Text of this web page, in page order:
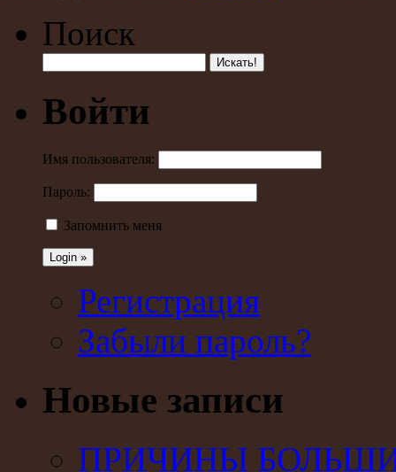
Поиск
Войти
Имя пользователя:
Пароль:
Запомнить меня
Регистрация
Забыли пароль?
Новые записи
ПРИЧИНЫ